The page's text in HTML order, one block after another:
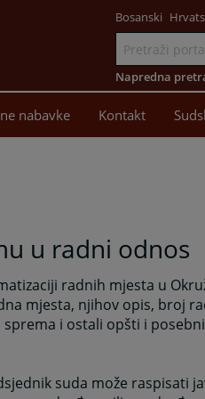
Bosanski
Napredna
nabavke Kontakt
u radni odnos
radnih mjesta u
mjesta, njihov opis, broj
i ostali opšti i
suda može raspisati